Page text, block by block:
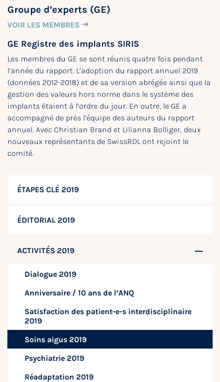
ÉTAPES CLÉ 2019
ÉDITORIAL 2019
ACTIVITÉS 2019
Dialogue 2019
Anniversaire / 10 ans de l’ANQ
Satisfaction des patient-e-s interdisciplinaire
2019
Soins aigus 2019
Psychiatrie 2019
Réadaptation 2019
Groupe d’experts (GE)
VOIR LES MEMBRES
GE Registre des implants SIRIS
Les membres du GE se sont réunis quatre fois pendant
l’année du rapport. L’adoption du rapport annuel 2019
(données 2012-2018) et de sa version abrégée ainsi que la
gestion des valeurs hors norme dans le système des
implants étaient à l’ordre du jour. En outre, le GE a
accompagné de près l’équipe des auteurs du rapport
annuel. Avec Christian Brand et Lilianna Bolliger, deux
nouveaux représentants de SwissRDL ont rejoint le
comité.